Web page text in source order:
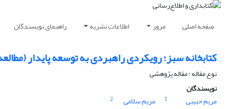
صفحه اصلی مرور اطلاعات نشریه راهنمای نویسندگان
کتابخانه سبز؛ رویکردی راهبردی به توسعه پایدار
نوع مقاله : مقاله پژوهشی
نویسندگان
مریم حبیبی
1 مریم سلامی
2